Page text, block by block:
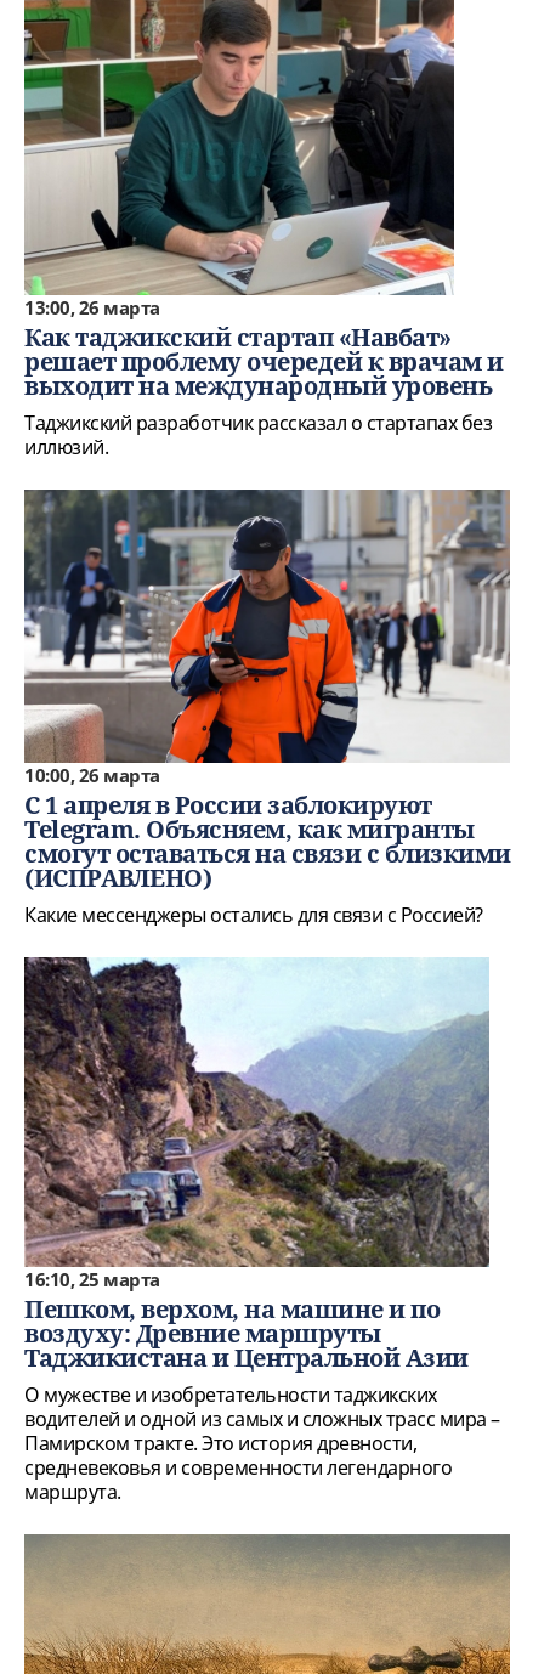
13:00, 26 марта
Как таджикский стартап «Навбат»
решает проблему очередей к врачам и
выходит на международный уровень
Таджикский разработчик рассказал о стартапах без
иллюзий.
10:00, 26 марта
С 1 апреля в России заблокируют
Telegram. Объясняем, как мигранты
смогут оставаться на связи с близкими
(ИСПРАВЛЕНО)
Какие мессенджеры остались для связи с Россией?
16:10, 25 марта
Пешком, верхом, на машине и по
воздуху: Древние маршруты
Таджикистана и Центральной Азии
О мужестве и изобретательности таджикских
водителей и одной из самых и сложных трасс мира –
Памирском тракте. Это история древности,
средневековья и современности легендарного
маршрута.